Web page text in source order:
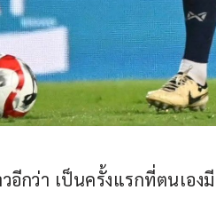
อีกว่า เป็นครั้งแรกที่ตนเอง